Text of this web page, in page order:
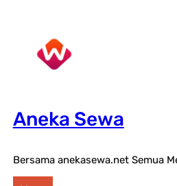
Aneka Sewa
Bersama anekasewa.net Semua